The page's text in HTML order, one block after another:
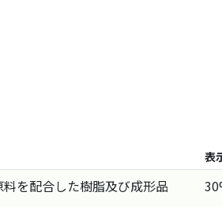
表
を配合した樹脂及び成形品